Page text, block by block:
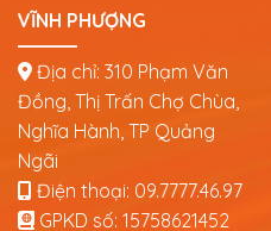
VĨNH PHƯỢNG
Địa chỉ: 310 Phạm Văn
Đồng, Thị Trấn Chợ Chùa,
Nghĩa Hành, TP Quảng
Ngãi
Điện thoại: 09.7777.46.97
GPKD số: 15758621452